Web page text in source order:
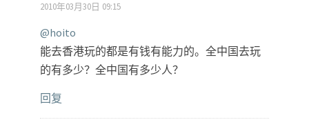
2010年03月30日 09:15
@hoito
能去香港玩的都是有钱有能力的。全中国去玩
的有多少？全中国有多少人？
回复